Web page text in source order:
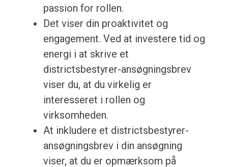
passion for rollen.
Det viser din proaktivitet og
engagement. Ved at investere tid og
energi i at skrive et
districtsbestyrer-ansøgningsbrev
viser du, at du virkelig er
interesseret i rollen og
virksomheden.
At inkludere et districtsbestyrer-
ansøgningsbrev i din ansøgning
viser, at du er opmærksom på